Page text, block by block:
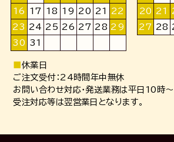
16
17 18 19 20 21
22
23 24 25 26 27 28 29
30 31
20 21
27 28
休業日
ご注文受付：24時間年中無休
お問い合わせ対応・発送業務は平日10時～
受注対応等は翌営業日となります。